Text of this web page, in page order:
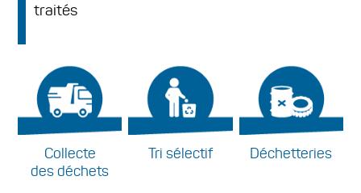
traités
Collecte
des déchets
Tri sélectif Déchetteries